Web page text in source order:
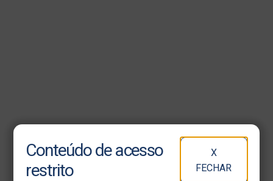
Conteúdo de acesso
restrito
X
FECHAR
This is some text inside of a div block.